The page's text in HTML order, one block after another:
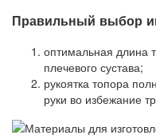
Правильный выбор
оптимальная длина
плечевого сустава;
рукоятка топора
руки во избежание